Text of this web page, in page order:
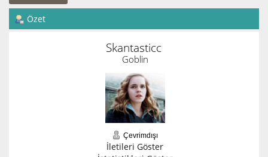
Özet
Skantasticc
Goblin
Çevrimdışı
İletileri Göster